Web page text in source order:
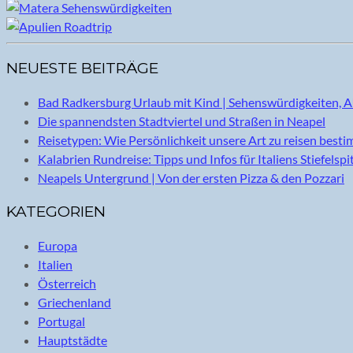
NEUESTE BEITRÄGE
Bad Radkersburg Urlaub mit Kind | Sehenswürdigkeiten,
Die spannendsten Stadtviertel und Straßen in Neapel
Reisetypen: Wie Persönlichkeit unsere Art zu reisen
Kalabrien Rundreise: Tipps und Infos für Italiens
Neapels Untergrund | Von der ersten Pizza & den Pozzari
KATEGORIEN
Europa
Italien
Österreich
Griechenland
Portugal
Hauptstädte